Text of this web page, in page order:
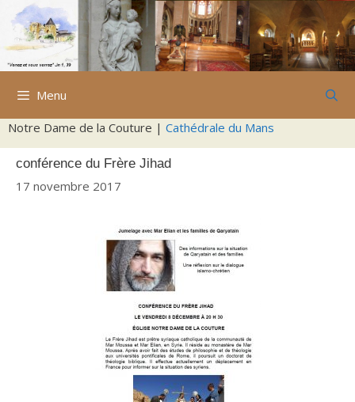
Aller
contenu
Menu
Notre Dame de la Couture | Cathédrale du Mans
conférence du Frère Jihad
17 novembre 2017